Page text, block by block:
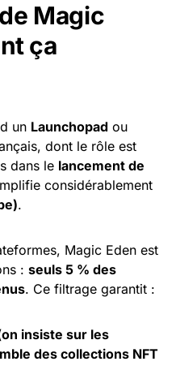
Magic
ça
un Launchopad ou
dont le rôle est
dans le lancement de
considérablement
.
Magic Eden est
: seuls 5 % des
. Ce filtrage garantit :
insiste sur les
des collections NFT